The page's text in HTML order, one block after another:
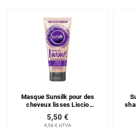
Masque Sunsilk pour des
cheveux lisses Liscio
Perfetto 1 Minute Wow, 180
ml
4,58 € HTVA
5,50 €